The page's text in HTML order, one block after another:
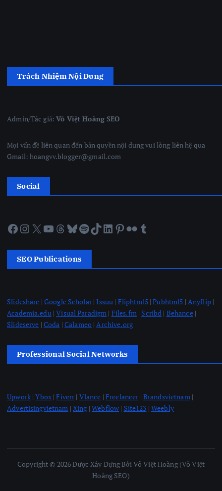
Trách Nhiệm Nội Dung
Admin/Tác giả:Võ Việt Hoàng SEO
Mọi vấn đề liên quan đến bản quyền nội dung vui lòng liên hệ qua
Gmail: hoangvv.blogger@gmail.com
Social
Facebook Instagram X YouTube Threads Bluesky Spotify TikTok LinkedIn Pinterest Flickr Tumblr
SEO Publications
Slideshare | Google Scholar|Issuu | Fliphtml5|Pubhtml5 | Anyflip|
Academia.edu|Visual Paradigm | Files.fm| Scribd | Behance|
Slideserve | Coda | Calameo|Archive.org
Professional Social Networks
Upwork|Ybox|Fiverr| Vlance | Freelancer| Brandsvietnam|
Advertisingvietnam |Xing|Webflow| Site123 | Weebly
Copyright © 2026 Được Xây Dựng Bởi Võ Việt Hoàng (Võ Việt
Hoàng SEO)